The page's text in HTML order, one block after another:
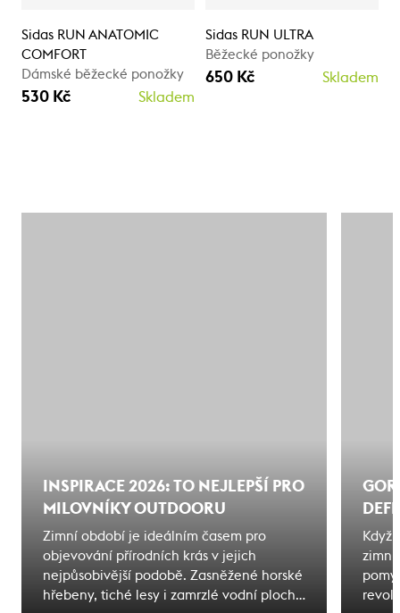
Sidas RUN ANATOMIC
COMFORT
Dámské běžecké ponožky
530 Kč Skladem
Sidas RUN ULTRA
Běžecké ponožky
650 Kč Skladem
INSPIRACE 2026: TO NEJLEPŠÍ PRO
MILOVNÍKY OUTDOORU
Zimní období je ideálním časem pro
objevování přírodních krás v jejich
nejpůsobivější podobě. Zasněžené horské
hřebeny, tiché lesy i zamrzlé vodní plochy
Když
zimní